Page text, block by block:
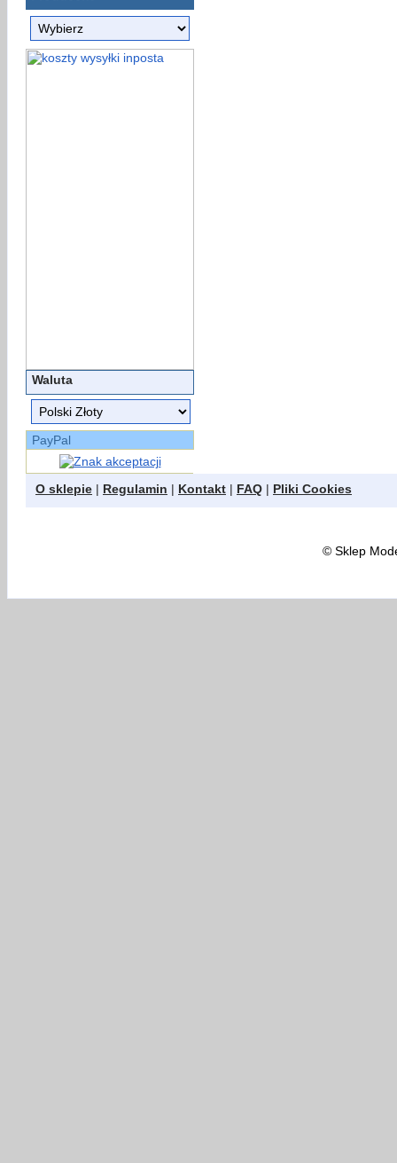
Waluta
PayPal
O sklepie | Regulamin | Kontakt | FAQ | Pliki Cookies
©Sklep